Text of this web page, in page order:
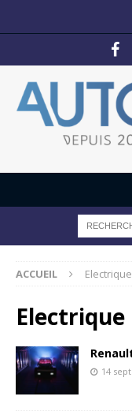
ACCUEIL Electrique
Electrique
14